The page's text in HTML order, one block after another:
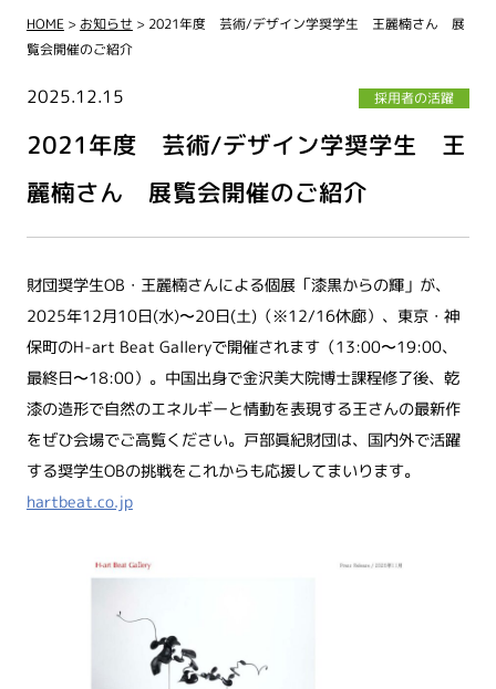
HOME > お知らせ > 2021年度 芸術/デザイン学奨学生 王麗楠さん 展
覧会開催のご紹介
2025.12.15 採用者の活躍
2021年度 芸術/デザイン学奨学生 王
麗楠さん 展覧会開催のご紹介
財団奨学生OB・王麗楠さんによる個展「漆黒からの輝」が、
2025年12月10日(水)〜20日(土)（※12/16休廊）、東京・神
保町のH-art Beat Galleryで開催されます（13:00〜19:00、
最終日〜18:00）。中国出身で金沢美大院博士課程修了後、乾
漆の造形で自然のエネルギーと情動を表現する王さんの最新作
をぜひ会場でご高覧ください。戸部眞紀財団は、国内外で活躍
する奨学生OBの挑戦をこれからも応援してまいります。
hartbeat.co.jp